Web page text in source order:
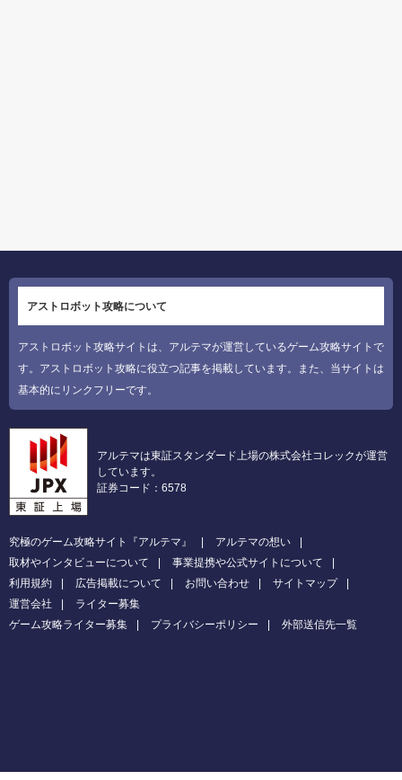
アストロボット攻略について
アストロボット攻略サイトは、アルテマが運営しているゲーム攻略サイトで
す。アストロボット攻略に役立つ記事を掲載しています。また、当サイトは
基本的にリンクフリーです。
アルテマは東証スタンダード上場の株式会社コレックが運営
しています。
証券コード：6578
究極のゲーム攻略サイト『アルテマ』
アルテマの想い
取材やインタビューについて
事業提携や公式サイトについて
利用規約
広告掲載について お問い合わせ
サイトマップ
運営会社
ライター募集
ゲーム攻略ライター募集
プライバシーポリシー 外部送信先一覧